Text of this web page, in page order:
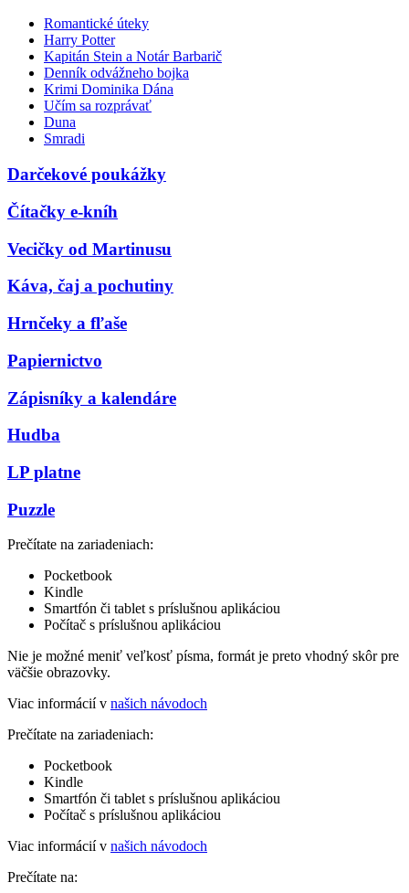
Romantické úteky
Harry Potter
Kapitán Stein a Notár Barbarič
Denník odvážneho bojka
Krimi Dominika Dána
Učím sa rozprávať
Duna
Smradi
Darčekové poukážky
Čítačky e-kníh
Vecičky od Martinusu
Káva, čaj a pochutiny
Hrnčeky a fľaše
Papiernictvo
Zápisníky a kalendáre
Hudba
LP platne
Puzzle
Prečítate na zariadeniach:
Pocketbook
Kindle
Smartfón či tablet s príslušnou aplikáciou
Počítač s príslušnou aplikáciou
Nie je možné meniť veľkosť písma, formát je preto vhodný skôr pre
väčšie obrazovky.
Viac informácií v našich návodoch
Prečítate na zariadeniach:
Pocketbook
Kindle
Smartfón či tablet s príslušnou aplikáciou
Počítač s príslušnou aplikáciou
Viac informácií v našich návodoch
Prečítate na: